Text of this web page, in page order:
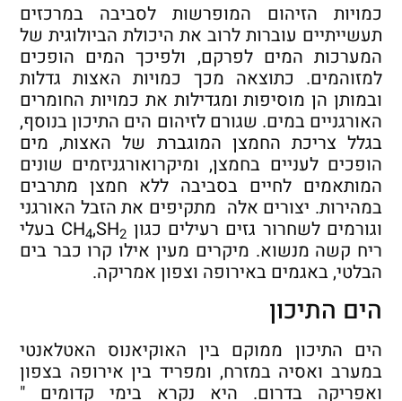
כמויות הזיהום המופרשות לסביבה במרכזים
תעשייתיים עוברות לרוב את היכולת הביולוגית של
המערכות המים לפרקם, ולפיכך המים הופכים
למזוהמים. כתוצאה מכך כמויות האצות גדלות
ובמותן הן מוסיפות ומגדילות את כמויות החומרים
האורגניים במים. שגורם לזיהום הים התיכון בנוסף,
בגלל צריכת החמצן המוגברת של האצות, מים
הופכים לעניים בחמצן, ומיקרואורגניזמים שונים
המותאמים לחיים בסביבה ללא חמצן מתרבים
במהירות. יצורים אלה מתקיפים את הזבל האורגני
וגורמים לשחרור גזים רעילים כגון CH
4,SH2
בעלי
ריח קשה מנשוא. מיקרים מעין אילו קרו כבר בים
הבלטי, באגמים באירופה וצפון אמריקה.
הים התיכון
הים התיכון ממוקם בין האוקיאנוס האטלאנטי
במערב ואסיה במזרח, ומפריד בין אירופה בצפון
ואפריקה בדרום. היא נקרא בימי קדומים "